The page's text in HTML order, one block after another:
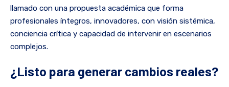
llamado con una propuesta académica que forma
profesionales íntegros, innovadores, con visión sistémica,
conciencia crítica y capacidad de intervenir en escenarios
complejos.
¿Listo para generar cambios reales?